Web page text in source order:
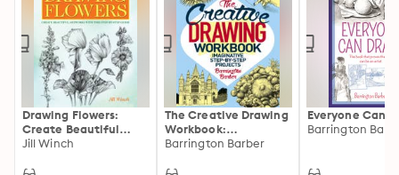
Drawing Flowers:
Create Beautiful
Artwork with this
Jill Winch
The Creative Drawing
Workbook:
Imaginative Step-by-
Barrington Barber
Everyone Can
Barrington